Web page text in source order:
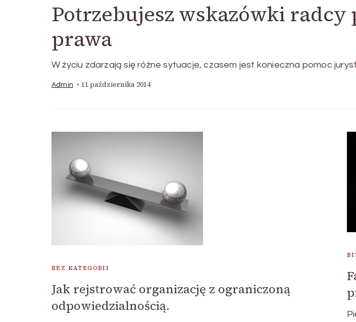
Potrzebujesz wskazówki
prawa
W życiu zdarzają się różne sytuacje, czasem jest konieczna pomoc
Admin 11 października 2014
BEZ KATEGORII
Jak rejstrować organizację z ograniczoną
odpowiedzialnością.